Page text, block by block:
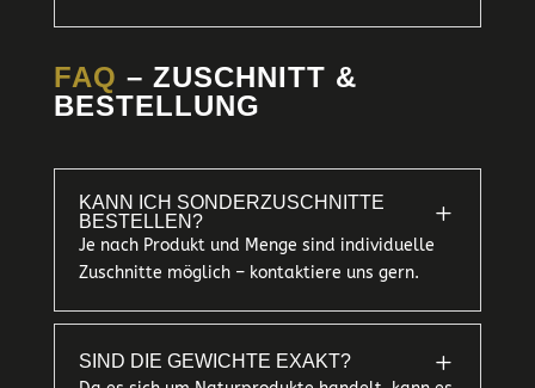
FAQ – ZUSCHNITT &
BESTELLUNG
KANN ICH SONDERZUSCHNITTE
BESTELLEN?
L
Je nach Produkt und Menge sind individuelle
Zuschnitte möglich – kontaktiere uns gern.
SIND DIE GEWICHTE EXAKT? L